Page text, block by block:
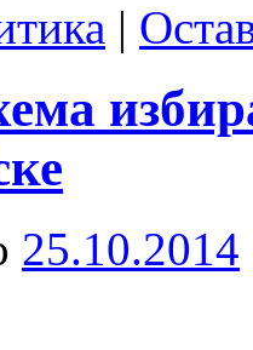
|
25.10.2014